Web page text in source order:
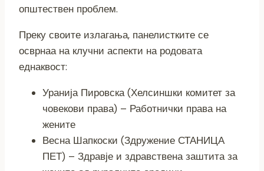
општествен проблем.
Преку своите излагања, панелистките се
осврнаа на клучни аспекти на родовата
еднаквост:
Уранија Пировска (Хелсиншки комитет за
човекови права) – Работнички права на
жените
Весна Шапкоски (Здружение СТАНИЦА
ПЕТ) – Здравје и здравствена заштита за